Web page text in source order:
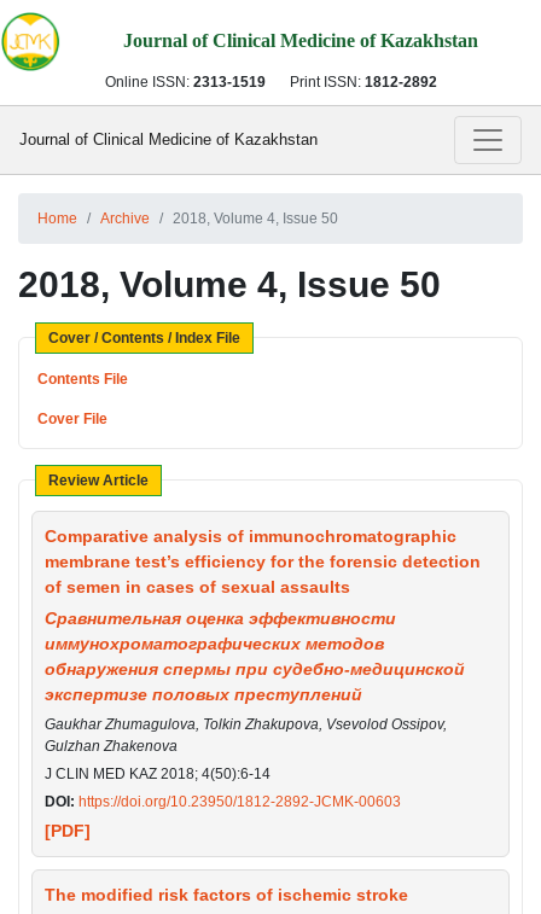
Journal of Clinical Medicine of Kazakhstan
Online ISSN: 2313-1519 Print ISSN: 1812-2892
Journal of Clinical Medicine of Kazakhstan
Home Archive 2018, Volume 4, Issue 50
2018, Volume 4, Issue 50
Cover / Contents / Index File
Contents File
Cover File
Review Article
Comparative analysis of immunochromatographic
membrane test’s efficiency for the forensic detection
of semen in cases of sexual assaults
Сравнительная оценка эффективности
иммунохроматографических методов
обнаружения спермы при судебно-медицинской
экспертизе половых преступлений
Gaukhar Zhumagulova, Tolkin Zhakupova, Vsevolod Ossipov,
Gulzhan Zhakenova
J CLIN MED KAZ 2018; 4(50):6-14
DOI: https://doi.org/10.23950/1812-2892-JCMK-00603
[PDF]
The modified risk factors of ischemic stroke